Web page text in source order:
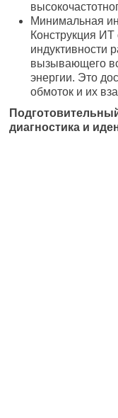
Минимальная
Конструкция
индуктивности
вызывающего
энергии. Это
обмоток и их
диагностика и